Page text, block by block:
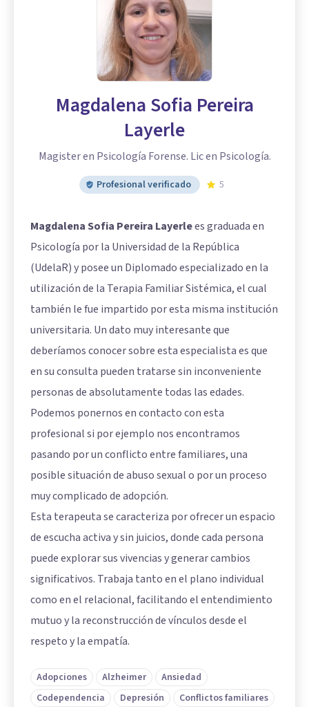
Magdalena Sofia Pereira
Layerle
Magister en Psicología Forense. Lic en Psicología.
Profesional verificado 5
Magdalena Sofia Pereira Layerlees graduada en
Psicología por la Universidad de la República
(UdelaR) y posee un Diplomado especializado en la
utilización de la Terapia Familiar Sistémica, el cual
también le fue impartido por esta misma institución
universitaria. Un dato muy interesante que
deberíamos conocer sobre esta especialista es que
en su consulta pueden tratarse sin inconveniente
personas de absolutamente todas las edades.
Podemos ponernos en contacto con esta
profesional si por ejemplo nos encontramos
pasando por un conflicto entre familiares, una
posible situación de abuso sexual o por un proceso
muy complicado de adopción.
Esta terapeuta se caracteriza por ofrecer un espacio
de escucha activa y sin juicios, donde cada persona
puede explorar sus vivencias y generar cambios
significativos. Trabaja tanto en el plano individual
como en el relacional, facilitando el entendimiento
mutuo y la reconstrucción de vínculos desde el
respeto y la empatía.
Adopciones Alzheimer
Ansiedad
Codependencia
Depresión
Conflictos familiares